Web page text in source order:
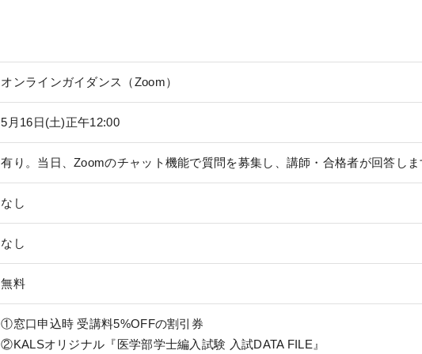
オンラインガイダンス（Zoom）
5月16日(土)正午12:00
有り。当日、Zoomのチャット機能で質問を募集し、講師・合格者が回答し
なし
なし
無料
①窓口申込時 受講料5%OFFの割引券
②KALSオリジナル『医学部学士編入試験 入試DATA FILE』